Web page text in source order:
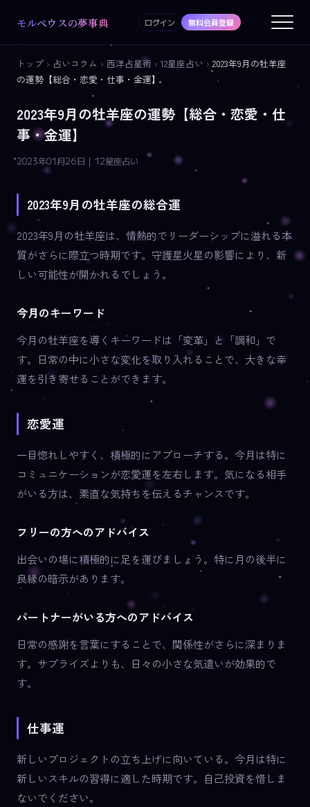
モルペウスの夢事典 ログイン 無料会員登録
トップ › 占いコラム › 西洋占星術 › 12星座占い › 2023年9月の牡羊座
の運勢【総合・恋愛・仕事・金運】
2023年9月の牡羊座の運勢【総合・恋愛・仕
事・金運】
2023年01月26日 | 12星座占い
2023年9月の牡羊座の総合運
2023年9月の牡羊座は、情熱的でリーダーシップに溢れる本
質がさらに際立つ時期です。守護星火星の影響により、新
しい可能性が開かれるでしょう。
今月のキーワード
今月の牡羊座を導くキーワードは「変革」と「調和」で
す。日常の中に小さな変化を取り入れることで、大きな幸
運を引き寄せることができます。
恋愛運
一目惚れしやすく、積極的にアプローチする。今月は特に
コミュニケーションが恋愛運を左右します。気になる相手
がいる方は、素直な気持ちを伝えるチャンスです。
フリーの方へのアドバイス
出会いの場に積極的に足を運びましょう。特に月の後半に
良縁の暗示があります。
パートナーがいる方へのアドバイス
日常の感謝を言葉にすることで、関係性がさらに深まりま
す。サプライズよりも、日々の小さな気遣いが効果的で
す。
仕事運
新しいプロジェクトの立ち上げに向いている。今月は特に
新しいスキルの習得に適した時期です。自己投資を惜しま
ないでください。